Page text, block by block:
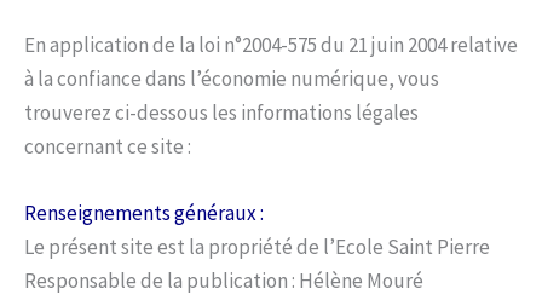
En application de la loi n°2004-575 du 21 juin 2004 relative
à la confiance dans l’économie numérique, vous
trouverez ci-dessous les informations légales
concernant ce site :
Renseignements généraux :
Le présent site est la propriété de l’Ecole Saint Pierre
Responsable de la publication : Hélène Mouré